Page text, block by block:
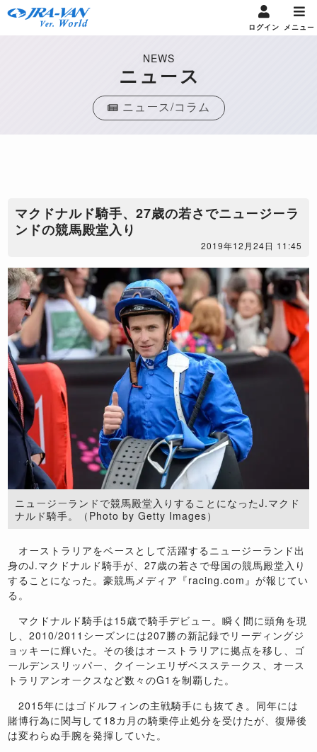
ログイン メニュー
NEWS
ニュース
ニュース/コラム
​マクドナルド騎手、27歳の若さでニュージーラ
ンドの競馬殿堂入り
2019年12月24日 11:45
ニュージーランドで競馬殿堂入りすることになったJ.マクド
ナルド騎手。（Photo by Getty Images）
オーストラリアをベースとして活躍するニュージーランド出
身のJ.マクドナルド騎手が、27歳の若さで母国の競馬殿堂入り
することになった。豪競馬メディア『racing.com』が報じてい
る。
マクドナルド騎手は15歳で騎手デビュー。瞬く間に頭角を現
し、2010/2011シーズンには207勝の新記録でリーディングジ
ョッキーに輝いた。その後はオーストラリアに拠点を移し、ゴ
ールデンスリッパー、クイーンエリザベスステークス、オース
トラリアンオークスなど数々のG1を制覇した。
2015年にはゴドルフィンの主戦騎手にも抜てき。同年には
賭博行為に関与して18カ月の騎乗停止処分を受けたが、復帰後
は変わらぬ手腕を発揮していた。